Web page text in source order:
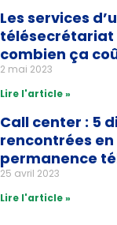
Les services
télésecrétariat
combien ça
2 mai 2023
Lire l'article »
Call center : 5
rencontrées en
permanence
25 avril 2023
Lire l'article »